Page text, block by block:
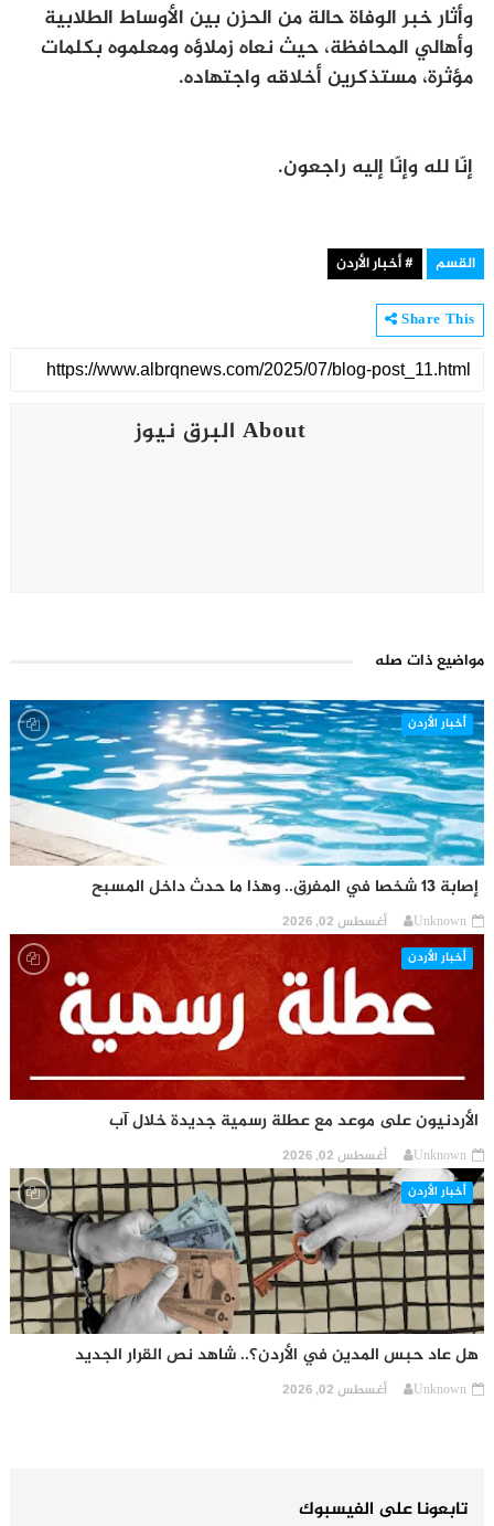
وأثار خبر الوفاة حالة من الحزن بين الأوساط الطلابية
وأهالي المحافظة، حيث نعاه زملاؤه ومعلموه بكلمات
مؤثرة، مستذكرين أخلاقه واجتهاده.
إنّا لله وإنّا إليه راجعون.
القسم # أخبار الأردن
Share This
About البرق نيوز
مواضيع ذات صله
أخبار الأردن
إصابة 13 شخصا في المفرق.. وهذا ما حدث داخل المسبح
Unknown أغسطس 02, 2026
أخبار الأردن
الأردنيون على موعد مع عطلة رسمية جديدة خلال آب
Unknown أغسطس 02, 2026
أخبار الأردن
هل عاد حبس المدين في الأردن؟.. شاهد نص القرار الجديد
Unknown أغسطس 02, 2026
تابعونا على الفيسبوك